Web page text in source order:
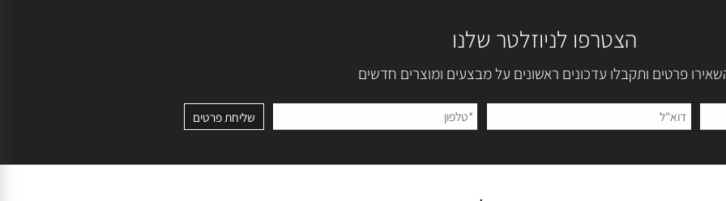
פרטים ותקבלו עדכונים ראשונים על מבצעים ומוצרים חדשים